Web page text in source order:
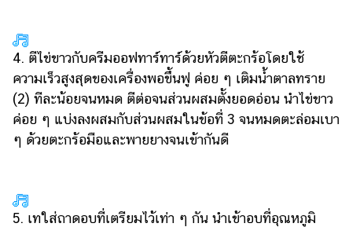
4. ตีไข่ขาวกับครีมออฟทาร์ทาร์ด้วยหัวตีตะกร้อโดยใช้
ความเร็วสูงสุดของเครื่องพอขึ้นฟู ค่อย ๆ เติมน้ำตาลทราย
(2) ทีละน้อยจนหมด ตีต่อจนส่วนผสมตั้งยอดอ่อน นำไข่ขาว
ค่อย ๆ แบ่งลงผสมกับส่วนผสมในข้อที่ 3 จนหมดตะล่อมเบา
ๆ ด้วยตะกร้อมือและพายยางจนเข้ากันดี
5. เทใส่ถาดอบที่เตรียมไว้เท่า ๆ กัน นำเข้าอบที่อุณหภูมิ